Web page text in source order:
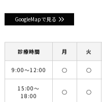
GoogleMapで見る
診療時間 月 火
9:00〜12:00 ○ ○
15:00〜
18:00
○ ○